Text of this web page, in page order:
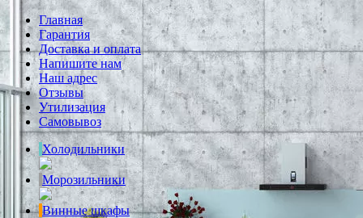
Главная
Гарантия
Доставка и оплата
Напишите нам
Наш адрес
Отзывы
Утилизация
Самовывоз
Холодильники
Морозильники
Винные шкафы